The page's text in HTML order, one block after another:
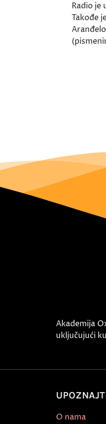
Radio je
Takođe
Akademija
uključujući
O nama